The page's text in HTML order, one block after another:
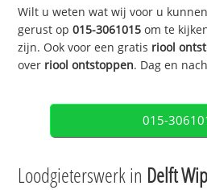
Wilt u weten wat wij voor u
gerust op015-3061015 om te
zijn. Ook voor een gratis riool
over riool ontstoppen. Dag en
015-
Loodgieterswerk in Delft